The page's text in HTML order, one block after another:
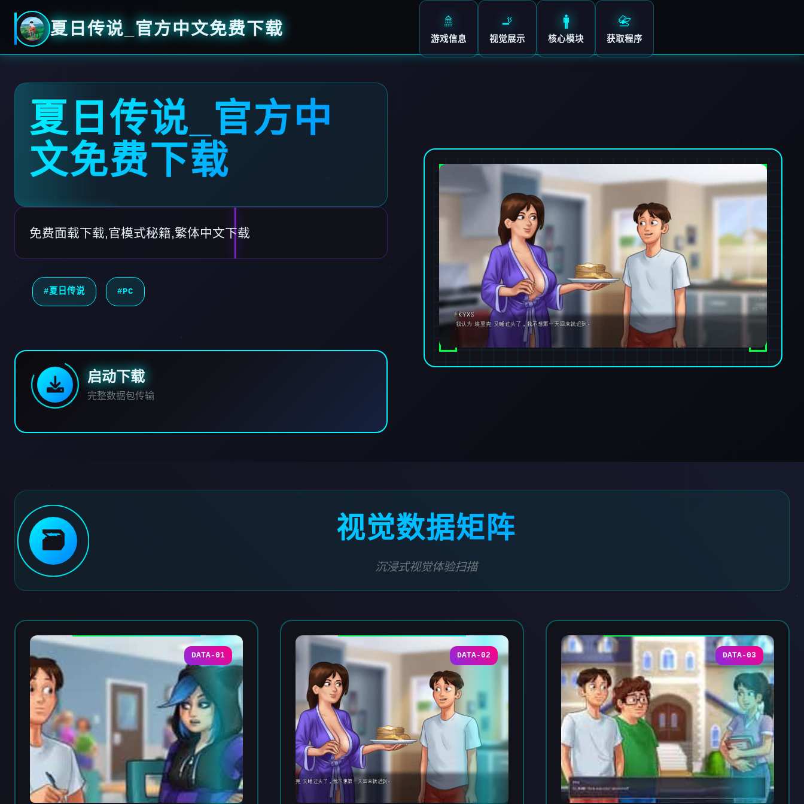
夏日传说_官方中文免费下载 🚿
游戏信息
🚬
视觉展示
🚹
核心模块
📇
获取程序
夏日传说_官方中
文免费下载
免费面载下载,官模式秘籍,繁体中文下载
#夏日传说 #PC
启动下载
完整数据包传输
🗃️ 视觉数据矩阵
沉浸式视觉体验扫描
DATA-01 DATA-02 DATA-03